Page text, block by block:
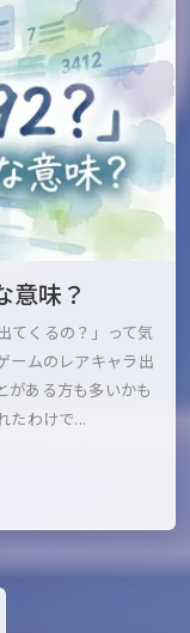
意味？
てくるの？」って気
ームのレアキャラ出
ある方も多いかも
たわけで...